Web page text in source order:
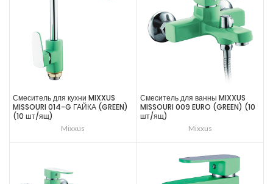
Смеситель для кухни MIXXUS
MISSOURI 014-G ГАЙКА (GREEN)
(10 шт/ящ)
Mixxus
Смеситель для ванны MIXXUS
MISSOURI 009 EURO (GREEN) (10
шт/ящ)
Mixxus